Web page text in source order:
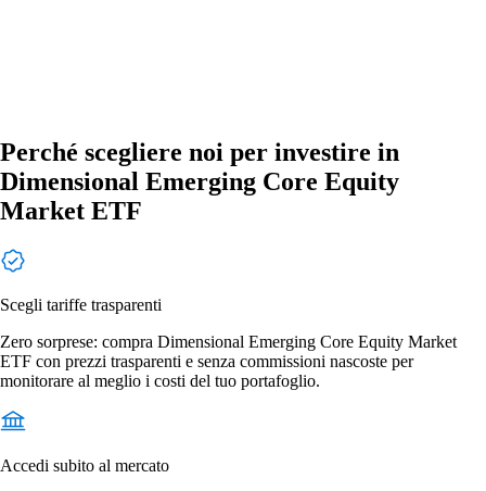
Perché scegliere noi per investire in
Dimensional Emerging Core Equity
Market ETF
Scegli tariffe trasparenti
Zero sorprese: compra Dimensional Emerging Core Equity Market
ETF con prezzi trasparenti e senza commissioni nascoste per
monitorare al meglio i costi del tuo portafoglio.
Accedi subito al mercato